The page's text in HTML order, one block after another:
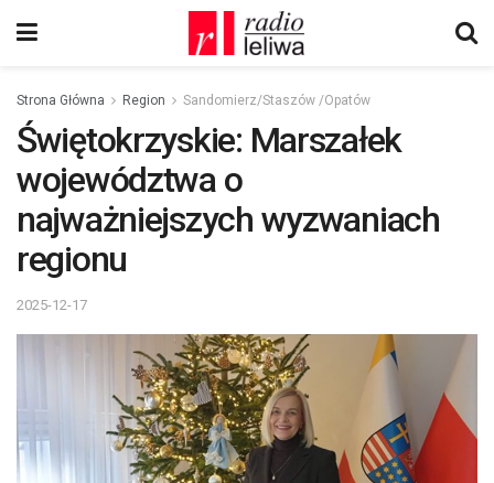
Strona Główna Region Sandomierz/Staszów /Opatów
Świętokrzyskie: Marszałek
województwa o
najważniejszych wyzwaniach
regionu
2025-12-17